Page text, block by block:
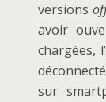
versions
avoir
chargées,
sur